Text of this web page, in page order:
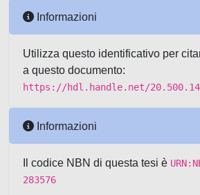
Informazioni
Utilizza questo identificativo per
a questo documento:
https://hdl.handle.net/
Informazioni
Il codice NBN di questa tesi è
283576